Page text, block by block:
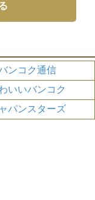
ンコク通信
いいバンコク
パンスターズ